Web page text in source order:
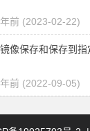
前 (2023-02-22)
像保存和保存到
前 (2022-09-05)